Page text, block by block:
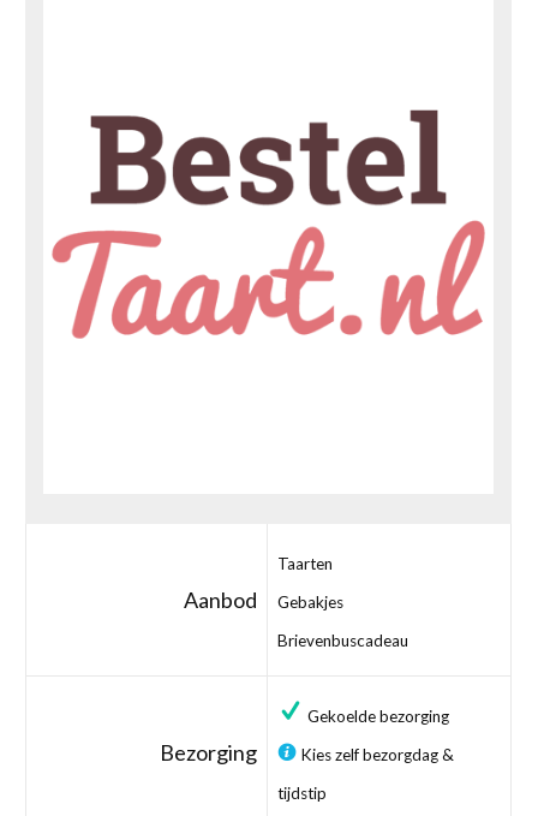
Aanbod
Taarten
Gebakjes
Brievenbuscadeau
Bezorging
Gekoelde bezorging
Kies zelf bezorgdag &
tijdstip